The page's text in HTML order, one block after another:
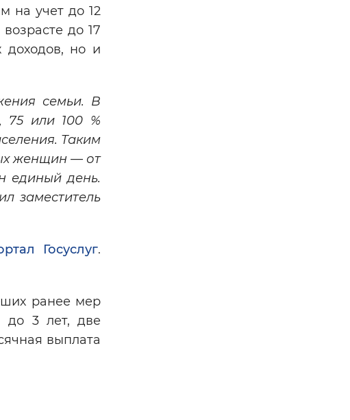
на учет до 12
до 17
доходов, но и
семьи. В
75 или 100 %
Таким
женщин — от
единый день.
заместитель
Госуслуг.
ранее мер
до 3 лет, две
выплата